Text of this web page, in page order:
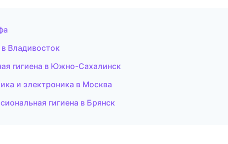
Владивосток
гигиена в Южно-Сахалинск
и электроника в Москва
гигиена в Брянск